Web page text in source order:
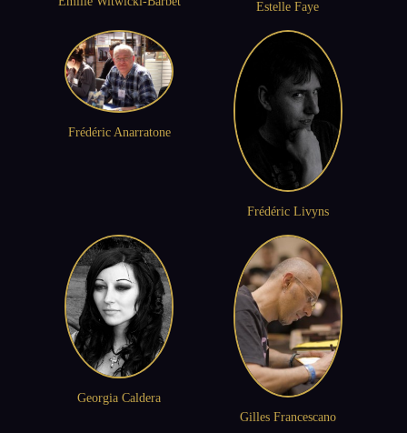
Estelle Faye
Frédéric Anarratone
Frédéric Livyns
Georgia Caldera
Gilles Francescano